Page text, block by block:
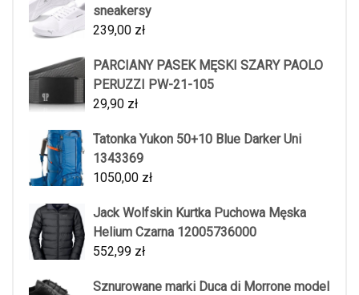
sneakersy
239,00 zł
PARCIANY PASEK MĘSKI SZARY PAOLO
PERUZZI PW-21-105
29,90 zł
Tatonka Yukon 50+10 Blue Darker Uni
1343369
1050,00 zł
Jack Wolfskin Kurtka Puchowa Męska
Helium Czarna 12005736000
552,99 zł
Sznurowane marki Duca di Morrone model